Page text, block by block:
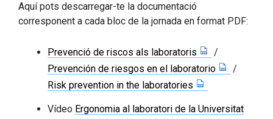
Aquí pots descarregar-te la documentació
corresponent a cada bloc de la jornada en format PDF:
Prevenció de riscos als laboratoris
/
Prevención de riesgos en el laboratorio
/
Risk prevention in the laboratories
Vídeo Ergonomia al laboratori de la Universitat